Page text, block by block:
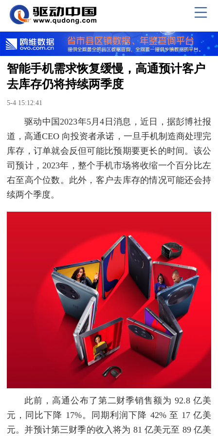
智能手机需求恢复缓慢，高通预计客户
去库存仍将持续两季度
5-4 15:12:41
驱动中国2023年5月4日消息，近日，据彭博社报
道，高通CEO 向投资者承诺，一旦手机制造商处理完
库存，订单就会反但可能比预期要更长的时间。该公
司预计，2023年，整个手机市场将收缩一个百分比左
右至高个位数。此外，客户去库存的情况可能还会持
续两个季度。
此前，高通公布了第二财季销售额为 92.8 亿美
元，同比下降 17%。同期利润下降 42% 至 17 亿美
元。并预计第三财季的收入将为 81 亿美元至 89 亿美